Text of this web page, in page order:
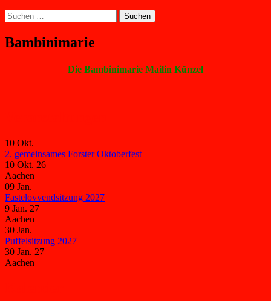
Suchen
nach:
Bambinimarie
Die Bambinimarie Mailin Künzel
10 Okt.
2. gemeinsames Forster Oktoberfest
10 Okt. 26
Aachen
09 Jan.
Fastelovvendsitzung 2027
9 Jan. 27
Aachen
30 Jan.
Puffelsitzung 2027
30 Jan. 27
Aachen